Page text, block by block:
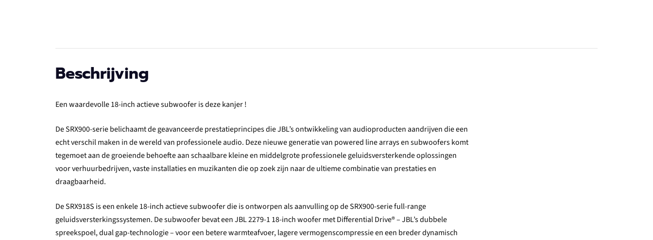
Beschrijving
Een waardevolle 18-inch actieve subwoofer is deze kanjer !
De SRX900-serie belichaamt de geavanceerde prestatieprincipes die JBL’s ontwikkeling van audioproducten aandrijven die een
echt verschil maken in de wereld van professionele audio. Deze nieuwe generatie van powered line arrays en subwoofers komt
tegemoet aan de groeiende behoefte aan schaalbare kleine en middelgrote professionele geluidsversterkende oplossingen
voor verhuurbedrijven, vaste installaties en muzikanten die op zoek zijn naar de ultieme combinatie van prestaties en
draagbaarheid.
De SRX918S is een enkele 18-inch actieve subwoofer die is ontworpen als aanvulling op de SRX900-serie full-range
geluidsversterkingssystemen. De subwoofer bevat een JBL 2279-1 18-inch woofer met Differential Drive® – JBL’s dubbele
spreekspoel, dual gap-technologie – voor een betere warmteafvoer, lagere vermogenscompressie en een breder dynamisch